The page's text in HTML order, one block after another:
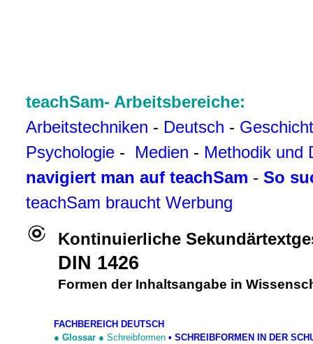
teachSam- Arbeitsbereiche:
Arbeitstechniken - Deutsch -
Psychologie - Medien - Methodik und
navigiert man auf teachSam - So
teachSam braucht Werbung
Kontinuierliche
DIN 1426
Formen der Inhaltsangabe in
FACHBEREICH DEUTSCH
● Glossar ● Schreibformen ▪ SCHREIBFORMEN IN DER